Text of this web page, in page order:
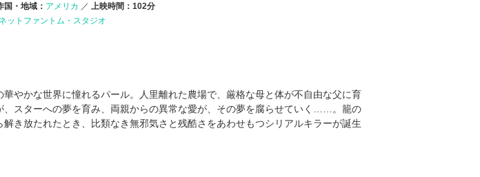
国・地域： アメリカ
上映時間：102分
ットファントム・スタジオ
華やかな世界に憧れるパール。人里離れた農場で、厳格な母と体が不自由な父に育
、スターへの夢を育み、両親からの異常な愛が、その夢を腐らせていく……。籠の
き放たれたとき、比類なき無邪気さと残酷さをあわせもつシリアルキラーが誕生